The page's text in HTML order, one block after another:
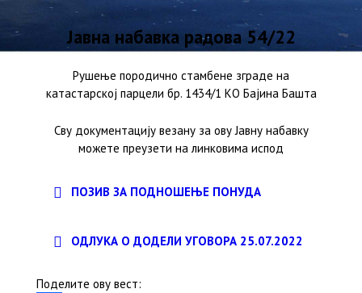
Јавна набавка радова 54/22
Рушење породично стамбене зграде на
катастарској парцели бр. 1434/1 КО Бајина Башта
Сву документацију везану за ову Јавну набавку
можете преузети на линковима испод
ПОЗИВ ЗА ПОДНОШЕЊЕ ПОНУДА
ОДЛУКА О ДОДЕЛИ УГОВОРА 25.07.2022
Поделите ову вест: